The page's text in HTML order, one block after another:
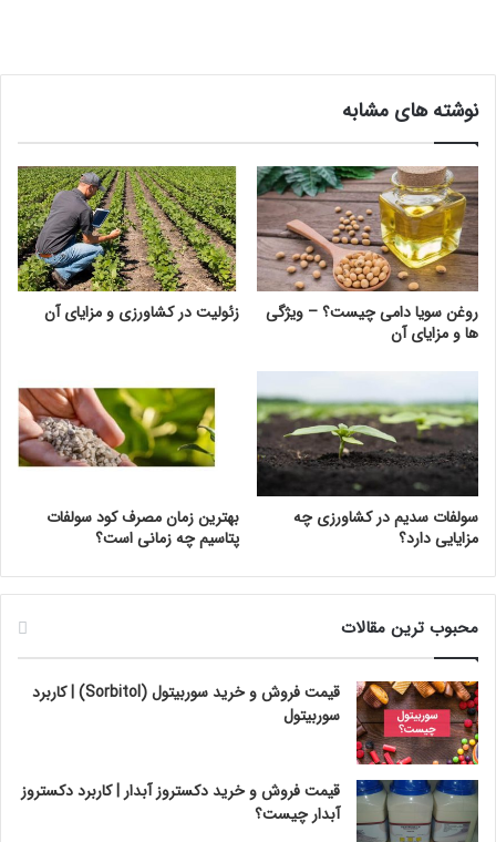
نوشته های مشابه
روغن سویا دامی چیست؟ – ویژگی
ها و مزایای آن
زئولیت در کشاورزی و مزایای آن
سولفات سدیم در کشاورزی چه
مزایایی دارد؟
بهترین زمان مصرف کود سولفات
پتاسیم چه زمانی است؟
محبوب ترین مقالات
قیمت فروش و خرید سوربیتول (Sorbitol) | کاربرد
سوربیتول
قیمت فروش و خرید دکستروز آبدار | کاربرد دکستروز
آبدار چیست؟